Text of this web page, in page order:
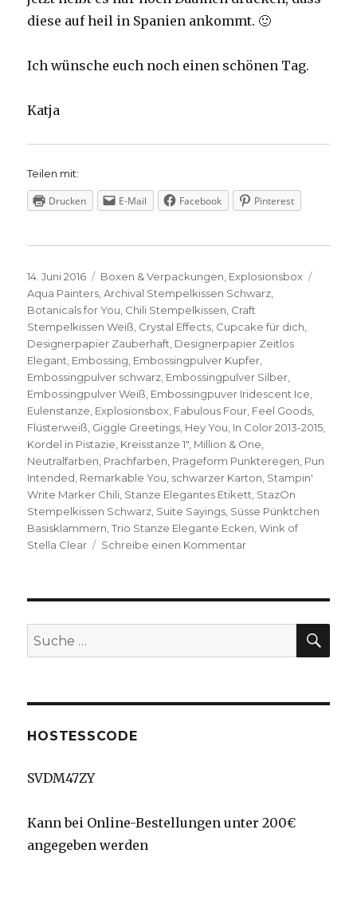
diese auf heil in Spanien ankommt. 🙂
Ich wünsche euch noch einen schönen Tag.
Katja
Teilen mit:
Drucken E-Mail Facebook Pinterest
Veröffentlicht
am
14. Juni 2016 Kategorien
Boxen & Verpackungen, Explosionsbox
Aqua Painters,Archival Stempelkissen Schwarz,
Botanicals for You, Chili Stempelkissen, Craft
Stempelkissen Weiß, Crystal Effects, Cupcake für dich,
Designerpapier Zauberhaft, Designerpapier Zeitlos
Elegant, Embossing, Embossingpulver Kupfer,
Embossingpulver schwarz, Embossingpulver Silber,
Embossingpulver Weiß, Embossingpuver Iridescent Ice,
Eulenstanze, Explosionsbox, Fabulous Four, Feel Goods,
Flüsterweiß, Giggle Greetings, Hey You, In Color 2013-2015,
Kordel in Pistazie, Kreisstanze 1", Million & One,
Neutralfarben, Prachfarben, Prägeform Punkteregen, Pun
Intended, Remarkable You, schwarzer Karton, Stampin'
Write Marker Chili, Stanze Elegantes Etikett, StazOn
Stempelkissen Schwarz, Suite Sayings, Süsse Pünktchen
Basisklammern,Trio Stanze Elegante Ecken,Wink of
Stella Clear
Schreibe einen Kommentarzu
Suche
nach:
HOSTESSCODE
SVDM47ZY
Kann bei Online-Bestellungen unter 200€
angegeben werden